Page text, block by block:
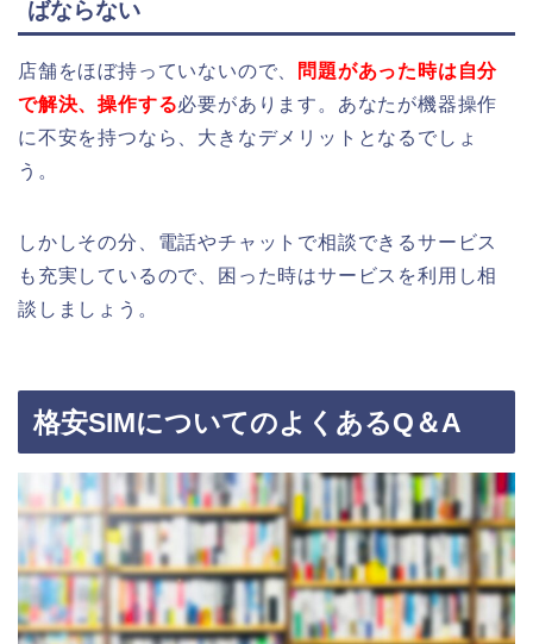
ばならない
店舗をほぼ持っていないので、
問題があった時は自分
で解決、操作する必要があります 。あなたが機器操作
に不安を持つなら、大きなデメリットとなるでしょ
う。
しかしその分、電話やチャットで相談できるサービス
も充実しているので、困った時はサービスを利用し相
談しましょう。
格安SIMについてのよくあるQ＆A